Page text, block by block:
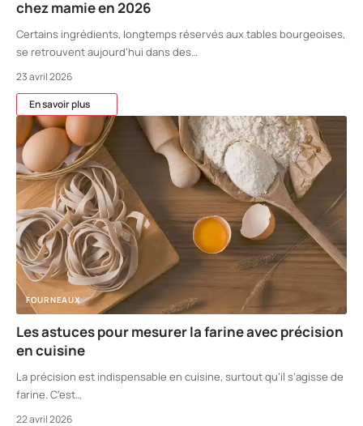
chez mamie en 2026
Certains ingrédients, longtemps réservés aux tables bourgeoises,
se retrouvent aujourd'hui dans des…
23 avril 2026
En savoir plus
FOURNEAUX
Les astuces pour mesurer la farine avec précision
en cuisine
La précision est indispensable en cuisine, surtout qu’il s’agisse de
farine. C’est…
22 avril 2026